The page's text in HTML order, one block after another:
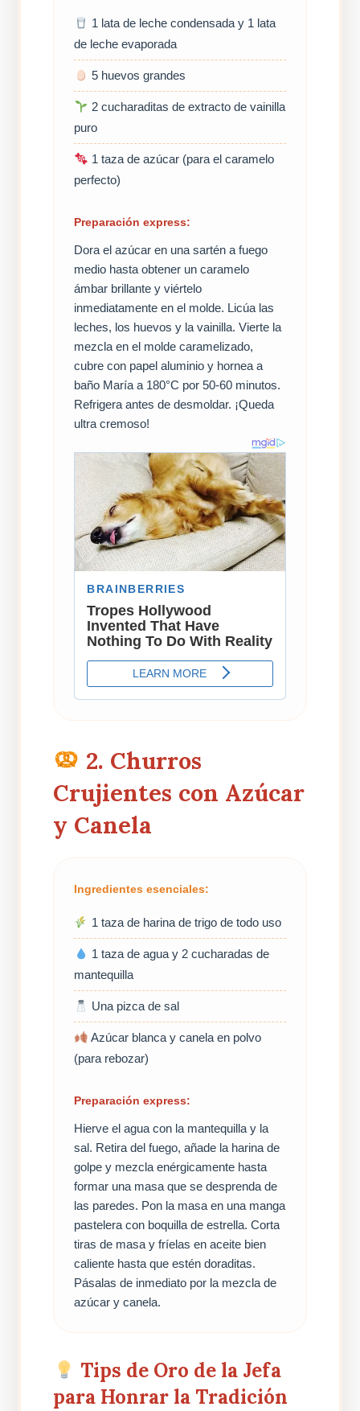
1 lata de leche condensada y 1 lata
de leche evaporada
5 huevos grandes
2 cucharaditas de extracto de vainilla
puro
1 taza de azúcar (para el caramelo
perfecto)
Preparación express:
Dora el azúcar en una sartén a fuego
medio hasta obtener un caramelo
ámbar brillante y viértelo
inmediatamente en el molde. Licúa las
leches, los huevos y la vainilla. Vierte la
mezcla en el molde caramelizado,
cubre con papel aluminio y hornea a
baño María a 180°C por 50-60 minutos.
Refrigera antes de desmoldar. ¡Queda
ultra cremoso!
2. Churros
Crujientes con Azúcar
y Canela
Ingredientes esenciales:
1 taza de harina de trigo de todo uso
1 taza de agua y 2 cucharadas de
mantequilla
Una pizca de sal
Azúcar blanca y canela en polvo
(para rebozar)
Preparación express:
Hierve el agua con la mantequilla y la
sal. Retira del fuego, añade la harina de
golpe y mezcla enérgicamente hasta
formar una masa que se desprenda de
las paredes. Pon la masa en una manga
pastelera con boquilla de estrella. Corta
tiras de masa y fríelas en aceite bien
caliente hasta que estén doraditas.
Pásalas de inmediato por la mezcla de
azúcar y canela.
Tips de Oro de la Jefa
para Honrar la Tradición